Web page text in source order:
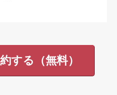
する（無料）